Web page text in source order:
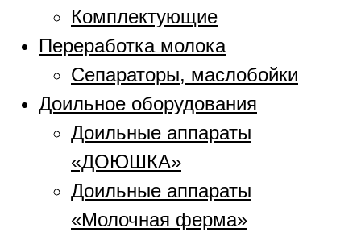
Комплектующие
Переработка молока
Сепараторы, маслобойки
Доильное оборудования
Доильные аппараты
«ДОЮШКА»
Доильные аппараты
«Молочная ферма»